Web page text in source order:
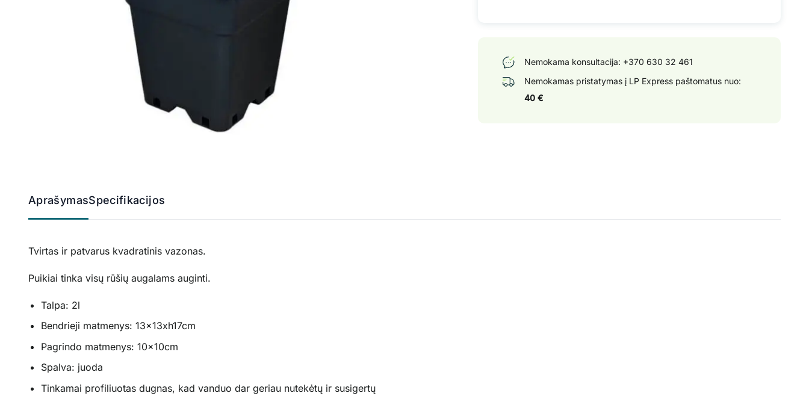
Nemokama konsultacija: +370 630 32 461
Nemokamas pristatymas į LP Express paštomatus nuo:
40 €
AprašymasSpecifikacijos
Tvirtas ir patvarus kvadratinis vazonas.
Puikiai tinka visų rūšių augalams auginti.
Talpa: 2l
Bendrieji matmenys: 13x13xh17cm
Pagrindo matmenys: 10x10cm
Spalva: juoda
Tinkamai profiliuotas dugnas, kad vanduo dar geriau nutekėtų ir susigertų